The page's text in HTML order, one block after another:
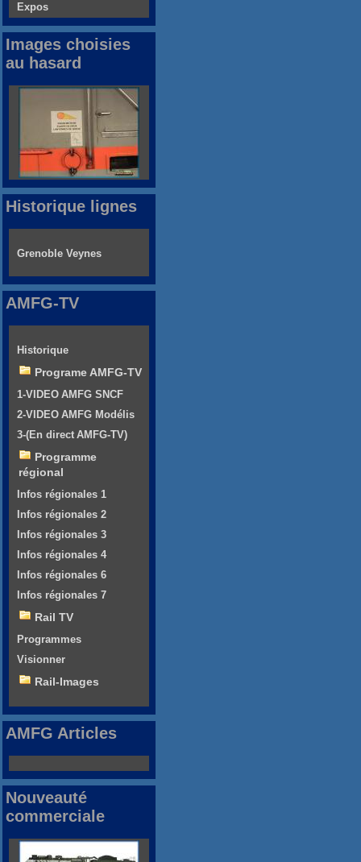
Expos
Images choisies
au hasard
Historique lignes
Grenoble Veynes
AMFG-TV
Historique
Programe AMFG-TV
1-VIDEO AMFG SNCF
2-VIDEO AMFG Modélis
3-(En direct AMFG-TV)
Programme
régional
Infos régionales 1
Infos régionales 2
Infos régionales 3
Infos régionales 4
Infos régionales 6
Infos régionales 7
Rail TV
Programmes
Visionner
Rail-Images
AMFG Articles
Nouveauté
commerciale